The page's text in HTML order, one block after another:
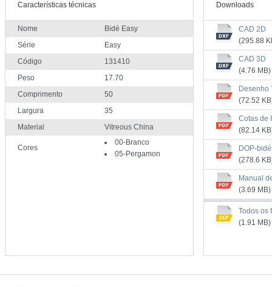
Características técnicas
Nome
Bidé Easy
Série
Easy
Código
131410
Peso
17.70
Comprimento
50
Largura
35
Material
Vitreous China
Cores
00-Branco
05-Pergamon
Downloads
CAD 2D
(295.88
CAD 3D
(4.76 MB)
Desenho
(72.52
Cotas de
(82.14
DOP-
(278.6
Manual
(3.69 MB)
Todos os
(1.91 MB)